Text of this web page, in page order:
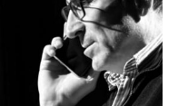
de
Madaula